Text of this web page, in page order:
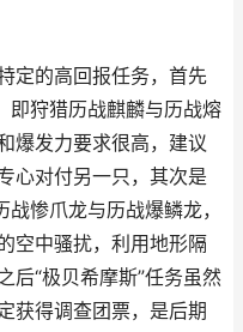
定的高回报任务，首先
即狩猎历战麒麟与历战熔
爆发力要求很高，建议
心对付另一只，其次是
惨爪龙与历战爆鳞龙，
空中骚扰，利用地形隔
后“极贝希摩斯”任务虽然
获得调查团票，是后期